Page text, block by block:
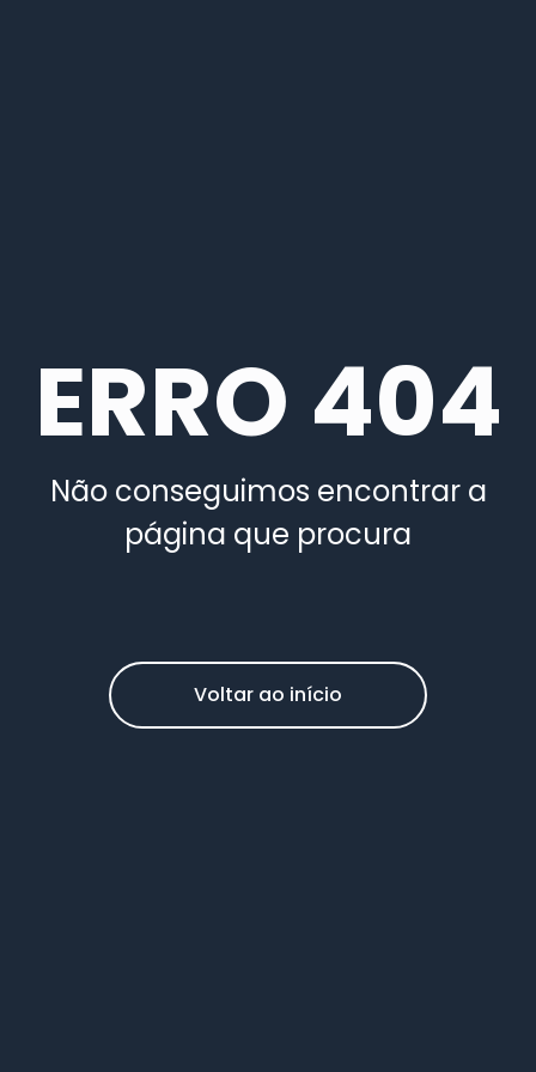
ERRO 404
Não conseguimos encontrar a
página que procura
Voltar ao início